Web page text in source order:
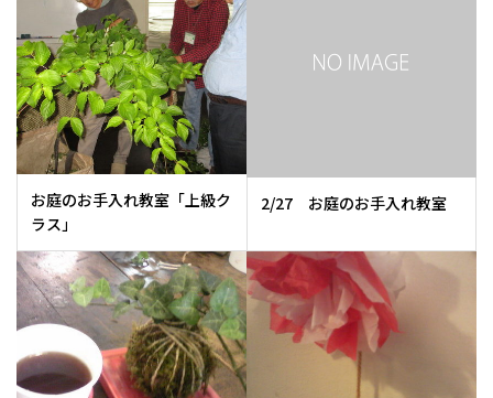
お庭のお手入れ教室「上級ク
ラス」
2/27 お庭のお手入れ教室